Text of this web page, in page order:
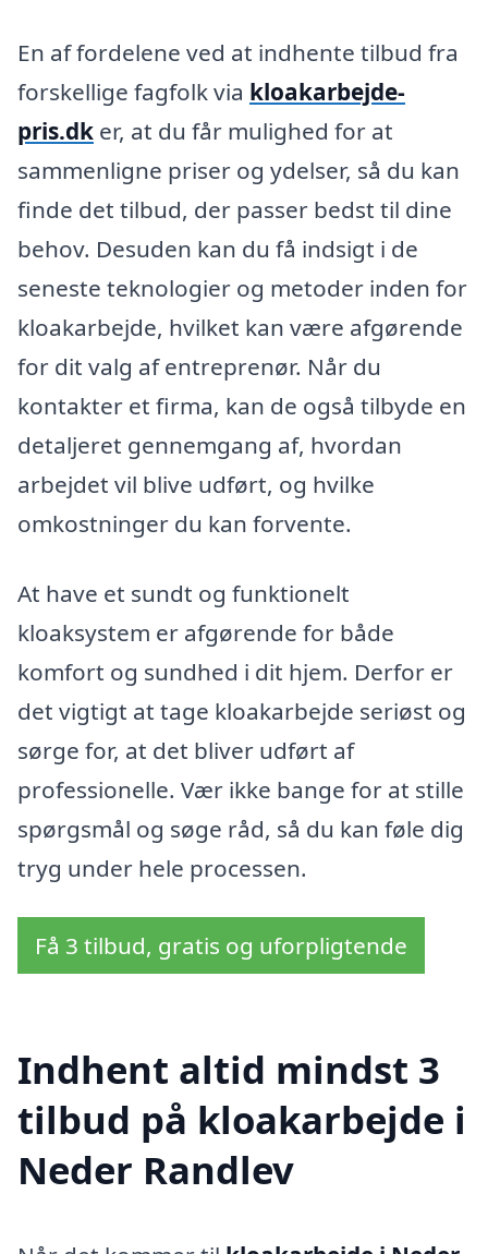
En af fordelene ved at indhente tilbud fra
forskellige fagfolk via kloakarbejde-
pris.dk er, at du får mulighed for at
sammenligne priser og ydelser, så du kan
finde det tilbud, der passer bedst til dine
behov. Desuden kan du få indsigt i de
seneste teknologier og metoder inden for
kloakarbejde, hvilket kan være afgørende
for dit valg af entreprenør. Når du
kontakter et firma, kan de også tilbyde en
detaljeret gennemgang af, hvordan
arbejdet vil blive udført, og hvilke
omkostninger du kan forvente.
At have et sundt og funktionelt
kloaksystem er afgørende for både
komfort og sundhed i dit hjem. Derfor er
det vigtigt at tage kloakarbejde seriøst og
sørge for, at det bliver udført af
professionelle. Vær ikke bange for at stille
spørgsmål og søge råd, så du kan føle dig
tryg under hele processen.
Få 3 tilbud, gratis og uforpligtende
Indhent altid mindst 3
tilbud på kloakarbejde i
Neder Randlev